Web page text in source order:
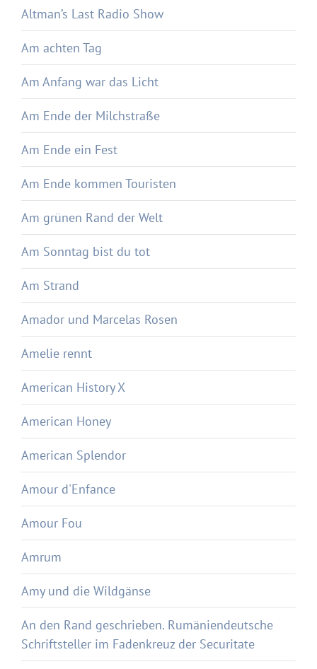
Altman’s Last Radio Show
Am achten Tag
Am Anfang war das Licht
Am Ende der Milchstraße
Am Ende ein Fest
Am Ende kommen Touristen
Am grünen Rand der Welt
Am Sonntag bist du tot
Am Strand
Amador und Marcelas Rosen
Amelie rennt
American History X
American Honey
American Splendor
Amour d'Enfance
Amour Fou
Amrum
Amy und die Wildgänse
An den Rand geschrieben. Rumäniendeutsche
Schriftsteller im Fadenkreuz der Securitate